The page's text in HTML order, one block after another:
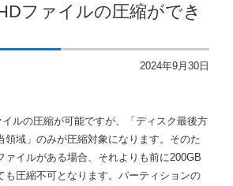
ファイルの圧縮ができ
2024年9月30日
ルの圧縮が可能ですが、「ディスク最後方
領域」のみが圧縮対象になります。そのた
ァイルがある場合、それよりも前に200GB
も圧縮不可となります。パーティションの